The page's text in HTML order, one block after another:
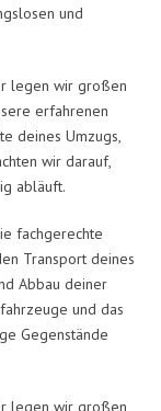
und
legen wir großen
erfahrenen
deines Umzugs,
wir darauf,
abläuft.
fachgerechte
Transport deines
Abbau deiner
und das
Gegenstände
legen wir großen